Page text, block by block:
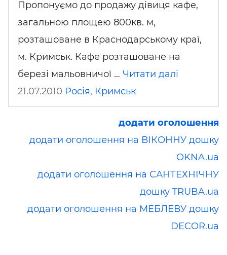
Пропонуємо до продажу дівиця кафе,
загальною площею 800кв. м,
розташоване в Краснодарському краї,
м. Кримськ. Кафе розташоване на
березі мальовничої … Читати далі
21.07.2010 Росія, Кримськ
додати оголошення
додати оголошення на ВІКОННУ дошку
OKNA.ua
додати оголошення на САНТЕХНІЧНУ
дошку TRUBA.ua
додати оголошення на МЕБЛЕВУ дошку
DECOR.ua